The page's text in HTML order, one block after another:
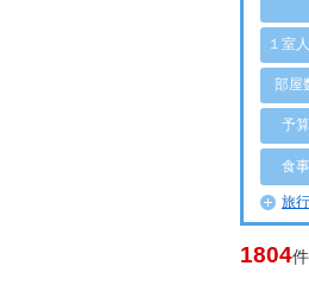
１室
部屋
予算
食事
旅
1804